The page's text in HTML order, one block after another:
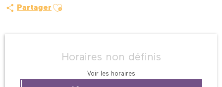
Partager Ajouter aux favoris
Horaires non définis
Voir les horaires